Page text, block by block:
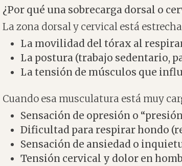
¿Por qué una sobrecarga dorsal o
La zona dorsal y cervical está
La movilidad del tórax al
La postura (trabajo sedentario,
La tensión de músculos que
Cuando esa musculatura está muy
Sensación de opresión o
Dificultad para respirar hondo
Sensación de ansiedad o
Tensión cervical y dolor en